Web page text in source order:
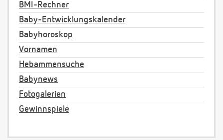
BMI-Rechner
Baby-Entwicklungskalender
Babyhoroskop
Vornamen
Hebammensuche
Babynews
Fotogalerien
Gewinnspiele